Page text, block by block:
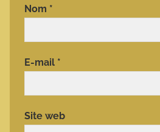
Nom *
E-mail *
Site web